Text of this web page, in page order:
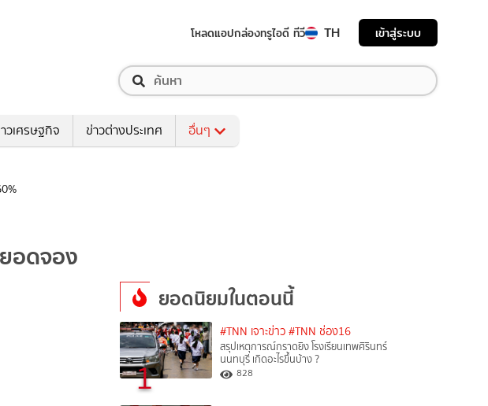
โหลดแอปกล่องทรูไอดี ทีวี TH เข้าสู่ระบบ
วเศรษฐกิจ ข่าวต่างประเทศ อื่นๆ
อดจอง
ยอดนิยมในตอนนี้
1
#TNN เจาะข่าว #TNN ช่อง16
สรุปเหตุการณ์กราดยิง โรงเรียนเทพศิรินทร์
นนทบุรี เกิดอะไรขึ้นบ้าง ?
828